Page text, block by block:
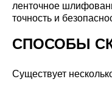
ленточное
точность и
СПОСОБЫ
Существует